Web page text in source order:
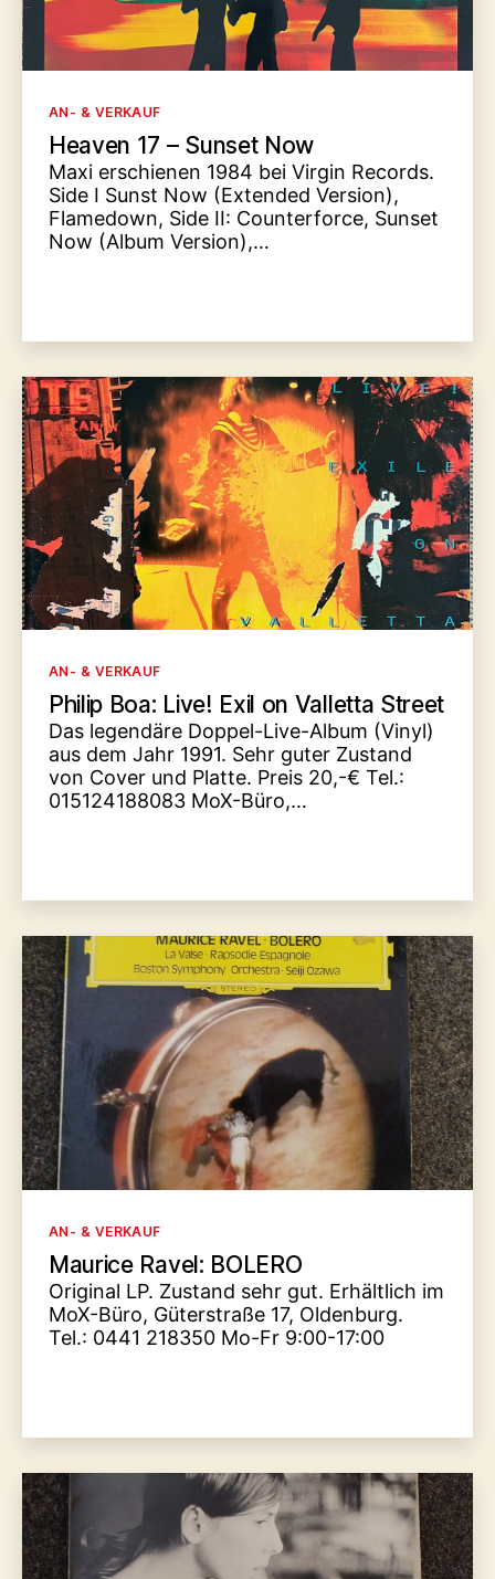
Kategorien
AN- & VERKAUF
Heaven 17 – Sunset Now
Maxi erschienen 1984 bei Virgin Records.
Side I Sunst Now (Extended Version),
Flamedown, Side II: Counterforce, Sunset
Now (Album Version),…
Kategorien
AN- & VERKAUF
Philip Boa: Live! Exil on Valletta Street
Das legendäre Doppel-Live-Album (Vinyl)
aus dem Jahr 1991. Sehr guter Zustand
von Cover und Platte. Preis 20,-€ Tel.:
015124188083 MoX-Büro,…
Kategorien
AN- & VERKAUF
Maurice Ravel: BOLERO
Original LP. Zustand sehr gut. Erhältlich im
MoX-Büro, Güterstraße 17, Oldenburg.
Tel.: 0441 218350 Mo-Fr 9:00-17:00